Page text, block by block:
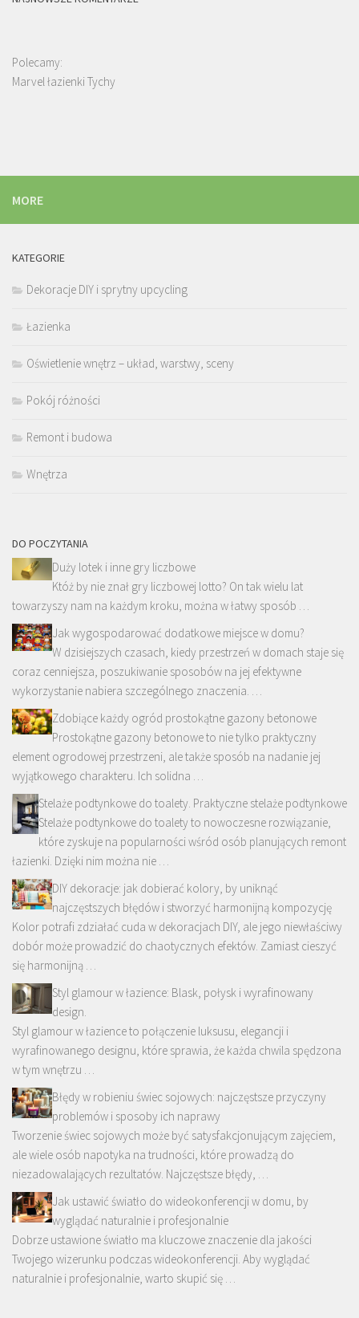
Polecamy:
Marvel łazienki Tychy
MORE
KATEGORIE
Dekoracje DIY i sprytny upcycling
Łazienka
Oświetlenie wnętrz – układ, warstwy, sceny
Pokój różności
Remont i budowa
Wnętrza
DO POCZYTANIA
Duży lotek i inne gry liczbowe
Któż by nie znał gry liczbowej lotto? On tak wielu lat
towarzyszy nam na każdym kroku, można w łatwy sposób …
Jak wygospodarować dodatkowe miejsce w domu?
W dzisiejszych czasach, kiedy przestrzeń w domach staje się
coraz cenniejsza, poszukiwanie sposobów na jej efektywne
wykorzystanie nabiera szczególnego znaczenia. …
Zdobiące każdy ogród prostokątne gazony betonowe
Prostokątne gazony betonowe to nie tylko praktyczny
element ogrodowej przestrzeni, ale także sposób na nadanie jej
wyjątkowego charakteru. Ich solidna …
Stelaże podtynkowe do toalety. Praktyczne stelaże podtynkowe
Stelaże podtynkowe do toalety to nowoczesne rozwiązanie,
które zyskuje na popularności wśród osób planujących remont
łazienki. Dzięki nim można nie …
DIY dekoracje: jak dobierać kolory, by uniknąć
najczęstszych błędów i stworzyć harmonijną kompozycję
Kolor potrafi zdziałać cuda w dekoracjach DIY, ale jego niewłaściwy
dobór może prowadzić do chaotycznych efektów. Zamiast cieszyć
się harmonijną …
Styl glamour w łazience: Blask, połysk i wyrafinowany
design.
Styl glamour w łazience to połączenie luksusu, elegancji i
wyrafinowanego designu, które sprawia, że każda chwila spędzona
w tym wnętrzu …
Błędy w robieniu świec sojowych: najczęstsze przyczyny
problemów i sposoby ich naprawy
Tworzenie świec sojowych może być satysfakcjonującym zajęciem,
ale wiele osób napotyka na trudności, które prowadzą do
niezadowalających rezultatów. Najczęstsze błędy, …
Jak ustawić światło do wideokonferencji w domu, by
wyglądać naturalnie i profesjonalnie
Dobrze ustawione światło ma kluczowe znaczenie dla jakości
Twojego wizerunku podczas wideokonferencji. Aby wyglądać
naturalnie i profesjonalnie, warto skupić się …